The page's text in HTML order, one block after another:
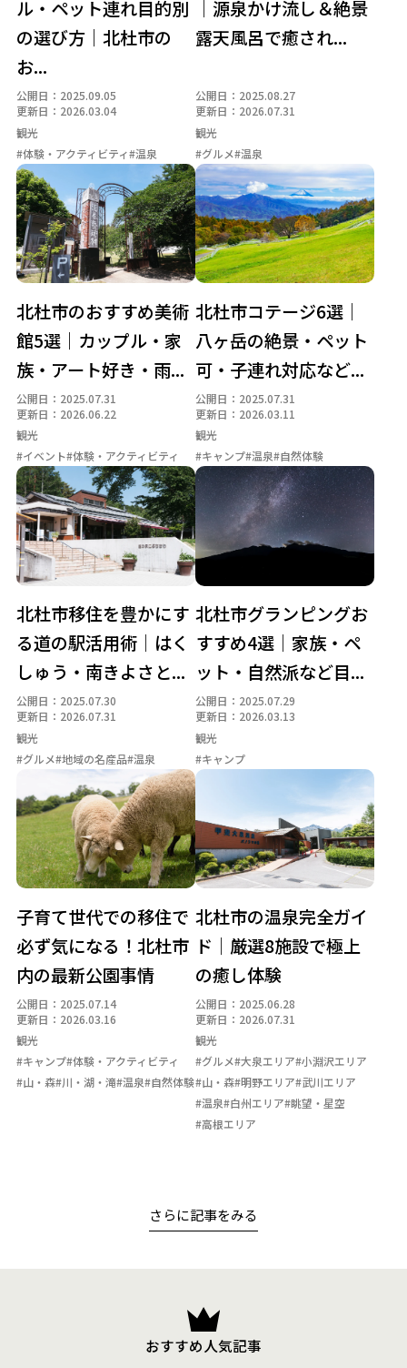
ル・ペット連れ目的別
の選び方｜北杜市の
お...
公開日：2025.09.05
更新日：2026.03.04
観光
#体験・アクティビティ#温泉
｜源泉かけ流し＆絶景
露天風呂で癒され...
公開日：2025.08.27
更新日：2026.07.31
観光
#グルメ#温泉
北杜市のおすすめ美術
館5選｜カップル・家
族・アート好き・雨...
公開日：2025.07.31
更新日：2026.06.22
観光
#イベント#体験・アクティビティ
北杜市コテージ6選｜
八ヶ岳の絶景・ペット
可・子連れ対応など...
公開日：2025.07.31
更新日：2026.03.11
観光
#キャンプ#温泉#自然体験
北杜市移住を豊かにす
る道の駅活用術｜はく
しゅう・南きよさと...
公開日：2025.07.30
更新日：2026.07.31
観光
#グルメ#地域の名産品#温泉
北杜市グランピングお
すすめ4選｜家族・ペ
ット・自然派など目...
公開日：2025.07.29
更新日：2026.03.13
観光
#キャンプ
子育て世代での移住で
必ず気になる！北杜市
内の最新公園事情
公開日：2025.07.14
更新日：2026.03.16
観光
#キャンプ#体験・アクティビティ
#山・森#川・湖・滝#温泉#自然体験
北杜市の温泉完全ガイ
ド｜厳選8施設で極上
の癒し体験
公開日：2025.06.28
更新日：2026.07.31
観光
#グルメ#大泉エリア#小淵沢エリア
#山・森#明野エリア#武川エリア
#温泉#白州エリア#眺望・星空
#高根エリア
さらに記事をみる
おすすめ人気記事